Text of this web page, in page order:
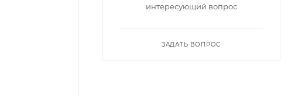
интересующий вопрос
ЗАДАТЬ ВОПРОС